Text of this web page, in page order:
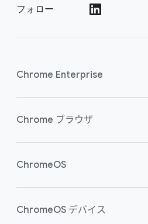
フォロー
Chrome Enterprise
セキュリティ
Chrome ブラウザ
概要
ChromeOS
概要
ChromeOS デバイス